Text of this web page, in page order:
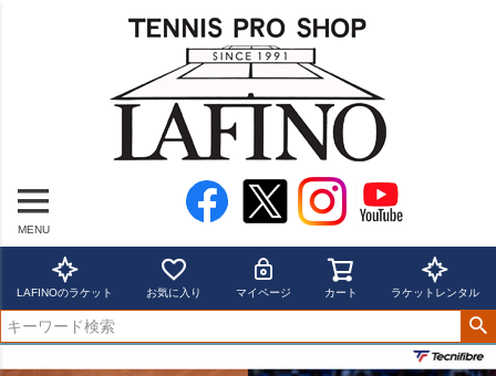
MENU
LAFINOのラケット お気に入り マイページ カート ラケットレンタル